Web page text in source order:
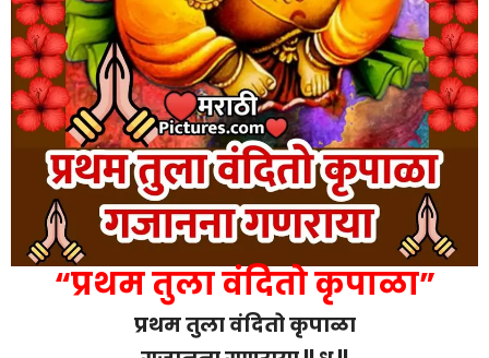
“प्रथम तुला वंदितो कृपाळा”
प्रथम तुला वंदितो कृपाळा